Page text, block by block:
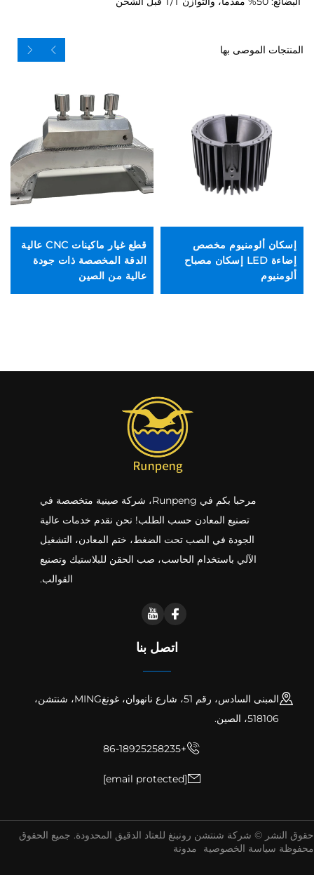
المنتجات الموصى بها
إسكان ألومنيوم مخصص
إضاءة LED إسكان مصباح
ألومنيوم
قطع غيار ماكينات CNC عالية
الدقة المخصصة ذات جودة
عالية من الصين
مرحبا بكم في Runpeng، شركة صينية متخصصة في
تصنيع المعادن حسب الطلب! نحن نقدم خدمات عالية
الجودة في الصب تحت الضغط، ختم المعادن، التشغيل
الآلي باستخدام الحاسب، صب الحقن للبلاستيك وتصنيع
القوالب.
اتصل بنا
المبنى السادس، رقم 51، شارع نانهوان، غونغMING، شنتشن،
518106، الصين.
+86-18925258235
[email protected]
النشر © شركة شنتشن رونبنغ للعتاد الدقيق المحدودة. جميع الحقوق
سياسة الخصوصية مدونة